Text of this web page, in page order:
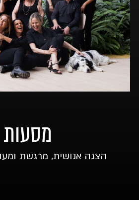
מסעות
הצגה אנושית, מרגשת